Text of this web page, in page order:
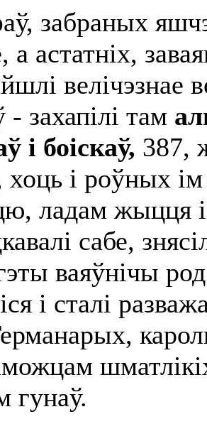
забраных
а астатніх,
велічэзнае
захапілі там
і боіскаў, 387,
і роўных
ладам жыцця
сабе,
ваяўнічы
і сталі
гунаў.